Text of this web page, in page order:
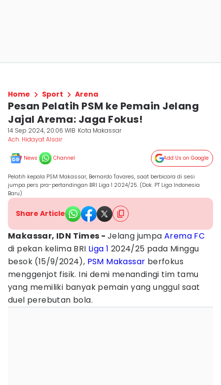
Home Sport Arena
Pesan Pelatih PSM ke Pemain Jelang
Jajal Arema: Jaga Fokus!
14 Sep 2024, 20:06 WIB Kota Makassar
Ach. Hidayat Alsair
News Channel Add Us on Google
Pelatih kepala PSM Makassar, Bernardo Tavares, saat berbicara di sesi
jumpa pers pra-pertandingan BRI Liga 1 2024/25. (Dok. PT Liga Indonesia
Baru)
Share Article
Makassar, IDN Times - Jelang jumpaArema FC
di pekan kelima BRI Liga 1 2024/25 pada Minggu
besok (15/9/2024), PSM Makassar berfokus
menggenjot fisik. Ini demi menandingi tim tamu
yang memiliki banyak pemain yang unggul saat
duel perebutan bola.